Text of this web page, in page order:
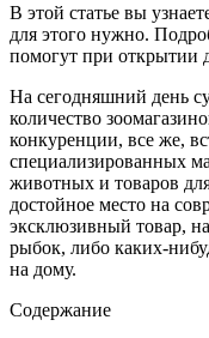
В этой статье вы
для этого нужно.
помогут при открытии
На сегодняшний день
количество
конкуренции, все же,
специализированных
животных и товаров
достойное место на
эксклюзивный товар,
рыбок, либо каких-
на дому.
Содержание